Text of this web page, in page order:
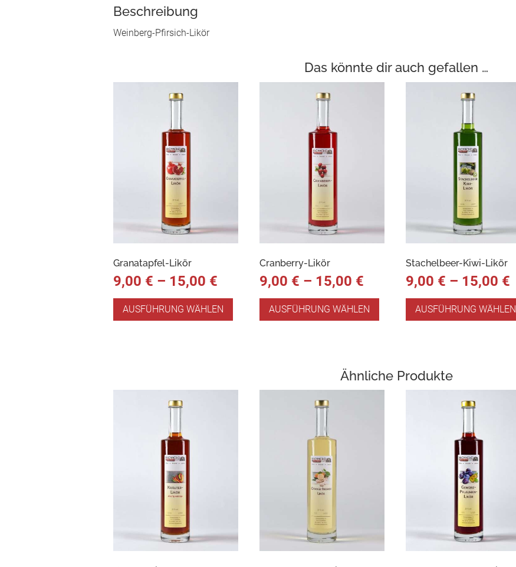
Beschreibung
Weinberg-Pfirsich-Likör
Das könnte dir auch gefallen …
Granatapfel-Likör
9,00 € – 15,00 €
AUSFÜHRUNG WÄHLEN
Cranberry-Likör
9,00 € – 15,00 €
AUSFÜHRUNG WÄHLEN
Stachelbeer-Kiwi-Likör
9,00 € – 15,00 €
AUSFÜHRUNG WÄHLEN
Ähnliche Produkte